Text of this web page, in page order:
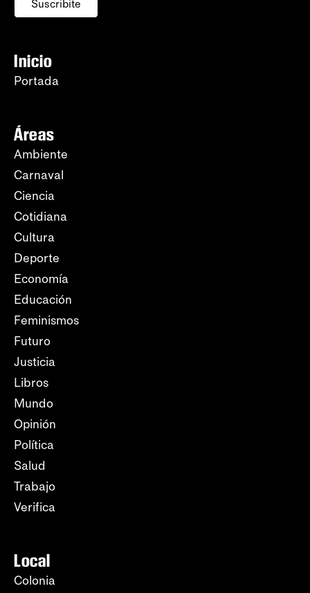
Suscribite
Inicio
Portada
Áreas
Ambiente
Carnaval
Ciencia
Cotidiana
Cultura
Deporte
Economía
Educación
Feminismos
Futuro
Justicia
Libros
Mundo
Opinión
Política
Salud
Trabajo
Verifica
Local
Colonia